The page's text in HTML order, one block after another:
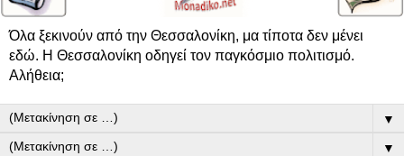
Όλα ξεκινούν από την Θεσσαλονίκη, μα τίποτα δεν μένει
εδώ. Η Θεσσαλονίκη οδηγεί τον παγκόσμιο πολιτισμό.
Αλήθεια;
▼
▼